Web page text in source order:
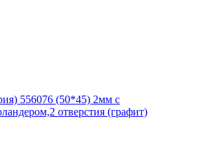
556076 (50*45) 2мм с
отверстия (графит)